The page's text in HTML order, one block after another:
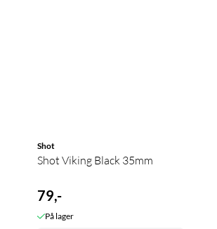
Shot
Shot Viking Black 35mm
79,-
På lager